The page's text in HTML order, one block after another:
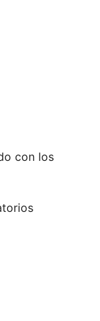
con los